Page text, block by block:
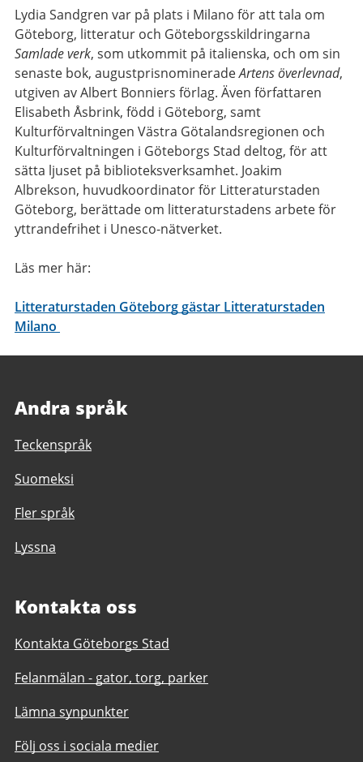
Lydia Sandgren var på plats i Milano för att tala om
Göteborg, litteratur och Göteborgsskildringarna
Samlade verk, som utkommit på italienska, och om sin
senaste bok, augustprisnomineradeArtens överlevnad,
utgiven av Albert Bonniers förlag. Även författaren
Elisabeth Åsbrink, född i Göteborg, samt
Kulturförvaltningen Västra Götalandsregionen och
Kulturförvaltningen i Göteborgs Stad deltog, för att
sätta ljuset på biblioteksverksamhet. Joakim
Albrekson, huvudkoordinator för Litteraturstaden
Göteborg, berättade om litteraturstadens arbete för
yttrandefrihet i Unesco-nätverket.
Läs mer här:
Litteraturstaden Göteborg gästar Litteraturstaden
Milano
Andra språk
Teckenspråk
Suomeksi
Fler språk
Lyssna
Kontakta oss
Kontakta Göteborgs Stad
Felanmälan - gator, torg, parker
Lämna synpunkter
Följ oss i sociala medier